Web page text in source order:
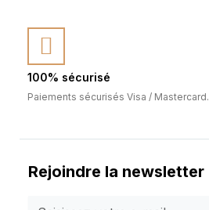
100% sécurisé
Paiements sécurisés Visa / Mastercard.
Rejoindre la newsletter